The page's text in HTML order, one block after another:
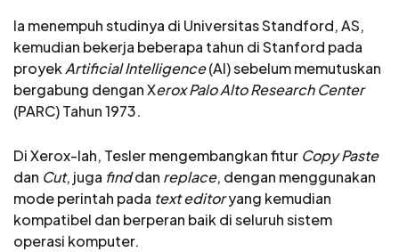
Ia menempuh studinya di Universitas Standford, AS,
kemudian bekerja beberapa tahun di Stanford pada
proyekArtificial Intelligence(AI) sebelum memutuskan
bergabung dengan Xerox Palo Alto Research Center
(PARC) Tahun 1973.
Di Xerox-lah, Tesler mengembangkan fitur Copy Paste
dan Cut, juga finddan replace, dengan menggunakan
mode perintah pada text editoryang kemudian
kompatibel dan berperan baik di seluruh sistem
operasi komputer.